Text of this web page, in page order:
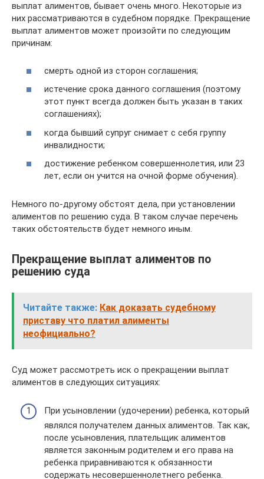
выплат алиментов, бывает очень много. Некоторые из
них рассматриваются в судебном порядке. Прекращение
выплат алиментов может произойти по следующим
причинам:
смерть одной из сторон соглашения;
истечение срока данного соглашения (поэтому
этот пункт всегда должен быть указан в таких
соглашениях);
когда бывший супруг снимает с себя группу
инвалидности;
достижение ребенком совершеннолетия, или 23
лет, если он учится на очной форме обучения).
Немного по-другому обстоят дела, при установлении
алиментов по решению суда. В таком случае перечень
таких обстоятельств будет немного иным.
Прекращение выплат алиментов по
решению суда
Читайте также: Как доказать судебному
приставу что платил алименты
неофициально?
Суд может рассмотреть иск о прекращении выплат
алиментов в следующих ситуациях:
При усыновлении (удочерении) ребенка, который
являлся получателем данных алиментов. Так как,
после усыновления, плательщик алиментов
является законным родителем и его права на
ребенка приравниваются к обязанности
содержать несовершеннолетнего ребенка.